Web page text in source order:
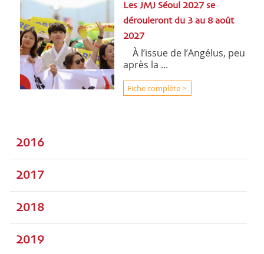
Les JMJ Séoul 2027 se
dérouleront du 3 au 8 août
2027
À l’issue de l’Angélus, peu
après la ...
Fiche complète >
2016
2017
2018
2019